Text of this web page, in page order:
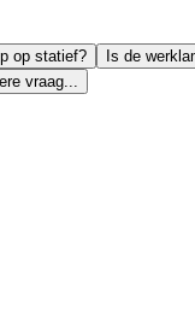
op statief? Is de
vraag...